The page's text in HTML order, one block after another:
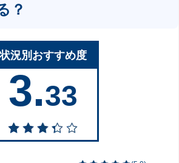
？
況別おすすめ度
3.33